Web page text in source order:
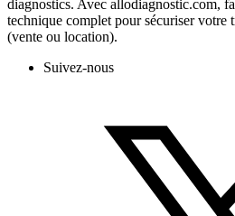
diagnostics. Avec allodiagnostic.com,
technique complet pour sécuriser votre
(vente ou location).
Suivez-nous